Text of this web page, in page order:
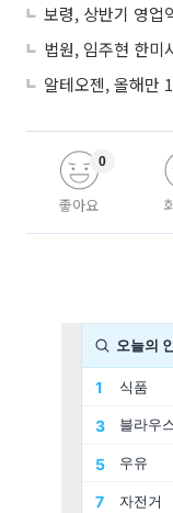
법원, 임주현 한미
좋아요
0